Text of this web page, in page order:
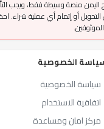
اليمن منصة وسيطة فقط، ويجب
التحويل أو إتمام أي عملية شراء.
الخصوصية
سياسة الخصوصية
اتفاقية الاستخدام
مركز امان ومساعدة